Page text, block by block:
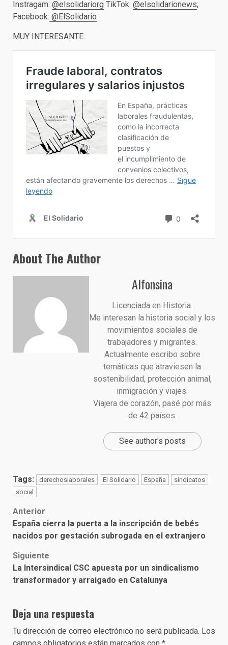
Instragam: @elsolidariorg TikTok: @elsolidarionews;
Facebook: @ElSolidario
MUY INTERESANTE:
About The Author
Alfonsina
Licenciada en Historia.
Me interesan la historia social y los
movimientos sociales de
trabajadores y migrantes.
Actualmente escribo sobre
temáticas que atraviesen la
sostenibilidad, protección animal,
inmigración y viajes.
Viajera de corazón, pasé por más
de 42 países.
See author's posts
Tags: derechoslaborales El Solidario España
sindicatos
social
Post
navigation
Anterior
España cierra la puerta a la inscripción de bebés
nacidos por gestación subrogada en el extranjero
Siguiente
La Intersindical CSC apuesta por un sindicalismo
transformador y arraigado en Catalunya
Deja una respuesta
Tu dirección de correo electrónico no será publicada. Los